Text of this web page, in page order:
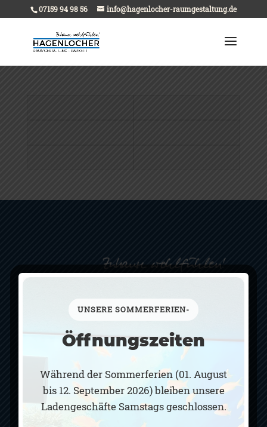
07159 94 98 56 info@hagenlocher-raumgestaltung.de
Stammsitz:
71106 Magstadt
07159-949856
07159-949857
Routenplaner (Google-Maps)
UNSERE SOMMERFERIEN-
Öffnungszeiten
Während der Sommerferien (01. August
bis 12. September 2026) bleiben unsere
Ladengeschäfte Samstags geschlossen.